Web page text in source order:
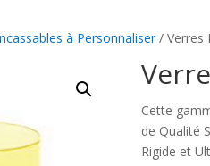
à Personnaliser / Verres
Cette
de Qualité
Rigide et